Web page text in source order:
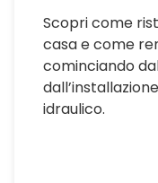
Scopri come
casa e come
cominciando
idraulico.